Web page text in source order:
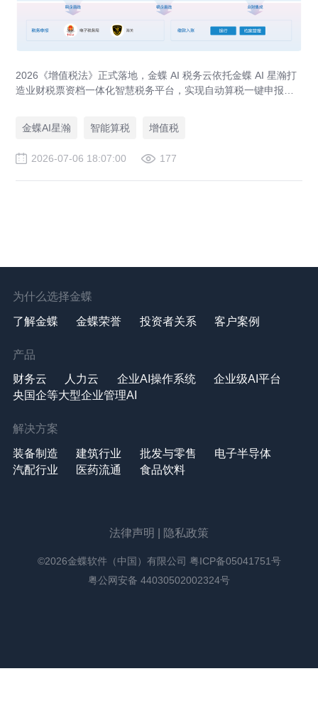
2026《增值税法》正式落地，金蝶 AI 税务云依托金蝶 AI 星瀚打
造业财税票资档一体化智慧税务平台，实现自动算税一键申报、
金蝶AI星瀚 智能算税 增值税
2026-07-06 18:07:00 177
为什么选择金蝶
了解金蝶 金蝶荣誉 投资者关系 客户案例
产品
财务云 人力云 企业AI操作系统
企业级AI平台
央国企等大型企业管理AI
解决方案
装备制造 建筑行业 批发与零售
电子半导体
汽配行业
医药流通 食品饮料
法律声明 隐私政策
©2026金蝶软件（中国）有限公司 粤ICP备05041751号
粤公网安备 44030502002324号